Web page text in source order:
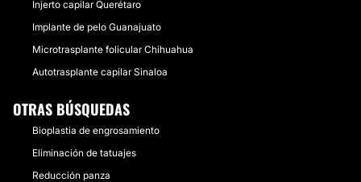
Injerto capilar Querétaro
Implante de pelo Guanajuato
Microtrasplante folicular Chihuahua
Autotrasplante capilar Sinaloa
OTRAS BÚSQUEDAS
Bioplastia de engrosamiento
Eliminación de tatuajes
Reducción panza